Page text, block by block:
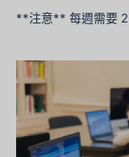
**注意** 每週需要 2